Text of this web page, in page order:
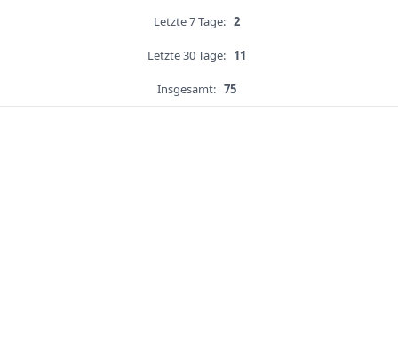
Letzte 7 Tage: 2
Letzte 30 Tage: 11
Insgesamt: 75